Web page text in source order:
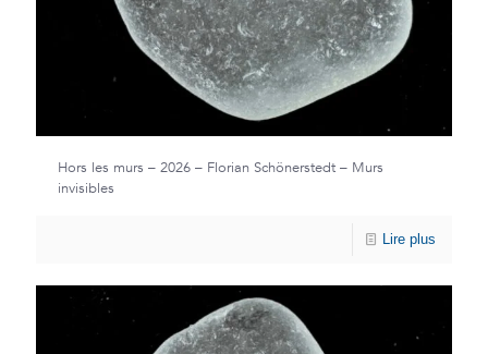
Hors les murs – 2026 – Florian Schönerstedt – Murs
invisibles
Lire plus